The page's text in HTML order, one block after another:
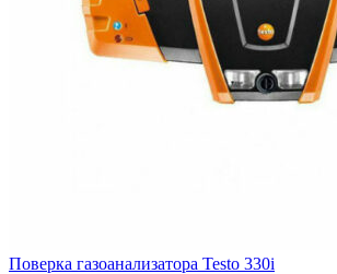
Поверка газоанализатора Testo 330i